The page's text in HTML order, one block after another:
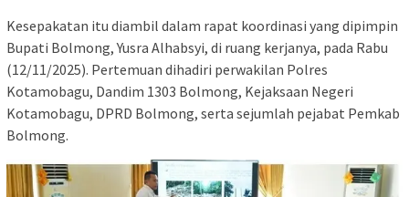
Kesepakatan itu diambil dalam rapat koordinasi yang dipimpin
Bupati Bolmong, Yusra Alhabsyi, di ruang kerjanya, pada Rabu
(12/11/2025). Pertemuan dihadiri perwakilan Polres
Kotamobagu, Dandim 1303 Bolmong, Kejaksaan Negeri
Kotamobagu, DPRD Bolmong, serta sejumlah pejabat Pemkab
Bolmong.